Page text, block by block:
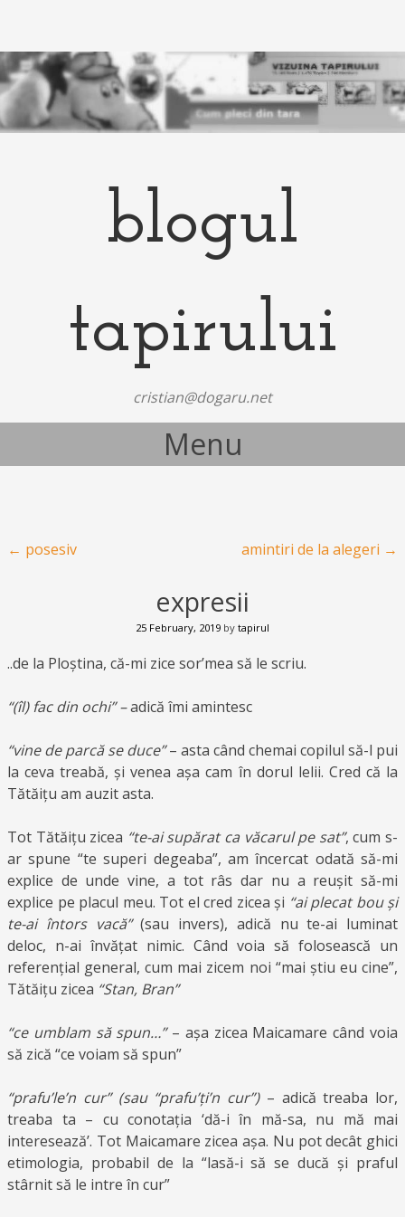
blogul
tapirului
cristian@dogaru.net
Menu
Post navigation
← posesiv amintiri de la alegeri →
expresii
25 February, 2019 by tapirul
..de la Ploștina, că-mi zice sor’mea să le scriu.
“(îl) fac din ochi” –adică îmi amintesc
“vine de parcă se duce”– asta când chemai copilul să-l pui
la ceva treabă, și venea așa cam în dorul lelii. Cred că la
Tătăițu am auzit asta.
Tot Tătăițu zicea “te-ai supărat ca văcarul pe sat”, cum s-
ar spune “te superi degeaba”, am încercat odată să-mi
explice de unde vine, a tot râs dar nu a reușit să-mi
explice pe placul meu. Tot el cred zicea și “ai plecat bou și
te-ai întors vacă”(sau invers), adică nu te-ai luminat
deloc, n-ai învățat nimic. Când voia să folosească un
referențial general, cum mai zicem noi “mai știu eu cine”,
Tătăițu zicea “Stan, Bran”
“ce umblam să spun…”– așa zicea Maicamare când voia
să zică “ce voiam să spun”
“prafu’le’n cur” (sau “prafu’ți’n cur”)– adică treaba lor,
treaba ta – cu conotația ‘dă-i în mă-sa, nu mă mai
interesează’. Tot Maicamare zicea așa. Nu pot decât ghici
etimologia, probabil de la “lasă-i să se ducă și praful
stârnit să le intre în cur”